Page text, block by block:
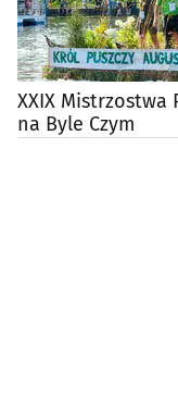
XXIX Mistrzostwa
na Byle Czym